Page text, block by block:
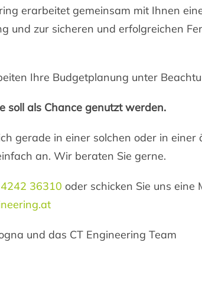
erarbeitet gemeinsam mit Ihnen
und zur sicheren und erfolgreichen
Ihre Budgetplanung unter
soll als Chance genutzt werden.
gerade in einer solchen oder in
an. Wir beraten Sie gerne.
36310 oder schicken Sie uns eine
und das CT Engineering Team